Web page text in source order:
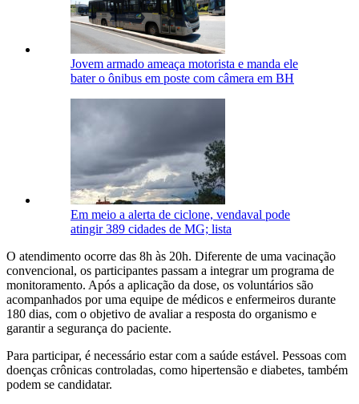
Jovem armado ameaça motorista e manda ele
bater o ônibus em poste com câmera em BH
Em meio a alerta de ciclone, vendaval pode
atingir 389 cidades de MG; lista
O atendimento ocorre das 8h às 20h. Diferente de uma vacinação
convencional, os participantes passam a integrar um programa de
monitoramento. Após a aplicação da dose, os voluntários são
acompanhados por uma equipe de médicos e enfermeiros durante
180 dias, com o objetivo de avaliar a resposta do organismo e
garantir a segurança do paciente.
Para participar, é necessário estar com a saúde estável. Pessoas com
doenças crônicas controladas, como hipertensão e diabetes, também
podem se candidatar.